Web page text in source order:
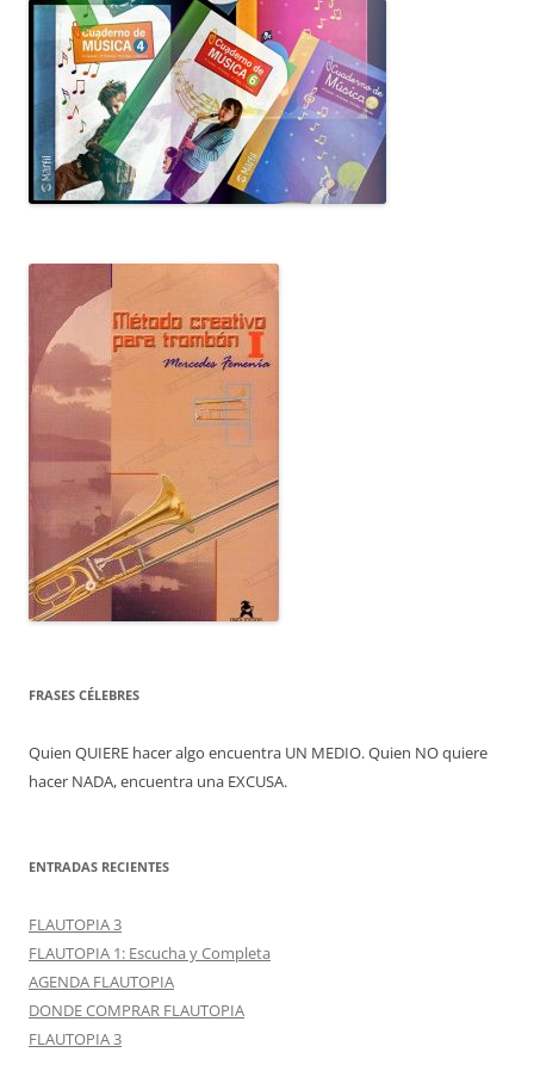
FRASES CÉLEBRES
Quien QUIERE hacer algo encuentra UN MEDIO. Quien NO quiere
hacer NADA, encuentra una EXCUSA.
ENTRADAS RECIENTES
FLAUTOPIA 3
FLAUTOPIA 1: Escucha y Completa
AGENDA FLAUTOPIA
DONDE COMPRAR FLAUTOPIA
FLAUTOPIA 3